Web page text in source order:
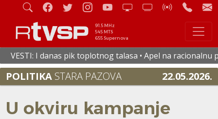
91.5 MHz
545 MTS
655 Supernova
I danas pik toplotnog talasa • Apel na racionalnu
POLITIKA STARA PAZOVA 22.05.2026.
U okviru kampanje